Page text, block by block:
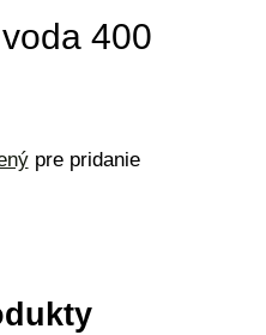
400
pre pridanie